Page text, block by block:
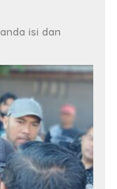
isi dan